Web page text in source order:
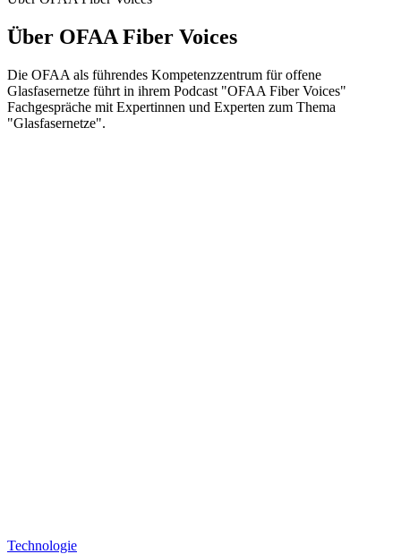
Über OFAA Fiber Voices
Die OFAA als führendes Kompetenzzentrum für offene
Glasfasernetze führt in ihrem Podcast "OFAA Fiber Voices"
Fachgespräche mit Expertinnen und Experten zum Thema
"Glasfasernetze".
Technologie